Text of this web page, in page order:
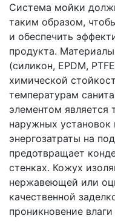
Система мойки
таким образом,
и обеспечить
продукта.
(силикон, EPDM,
химической
температурам
элементом является
наружных установок
энергозатраты на
предотвращает
стенках. Кожух
нержавеющей или
качественной
проникновение